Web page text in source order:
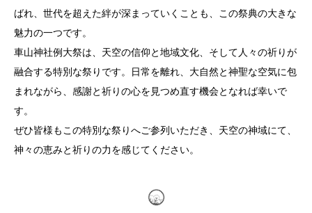
ばれ、世代を超えた絆が深まっていくことも、この祭典の大きな
魅力の一つです。
車山神社例大祭は、天空の信仰と地域文化、そして人々の祈りが
融合する特別な祭りです。日常を離れ、大自然と神聖な空気に包
まれながら、感謝と祈りの心を見つめ直す機会となれば幸いで
す。
ぜひ皆様もこの特別な祭りへご参列いただき、天空の神域にて、
神々の恵みと祈りの力を感じてください。